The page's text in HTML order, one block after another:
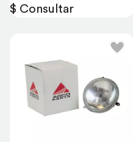
$ Consultar